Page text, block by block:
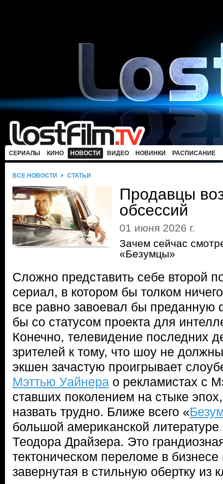
СЕРИАЛЫ КИНО НОВОСТИ ВИДЕО НОВИНКИ РАСПИСАНИЕ
ВСЕ НОВОСТИ СТАТЬИ
Продавцы
обсессий
01 июня 2026 г.
Зачем сейчас
«Безумцы»
Сложно представить себе второй
сериал, в котором бы толком
все равно завоевал бы преданную
бы со статусом проекта для
Конечно, телевидение последних
зрителей к тому, что шоу не
экшен зачастую проигрывает
Мэттью Уайнера о рекламистах с
ставших поколением на стыке
назвать трудно. Ближе всего «
большой американской
Теодора Драйзера. Это
тектоническом переломе в
завернутая в стильную обертку из